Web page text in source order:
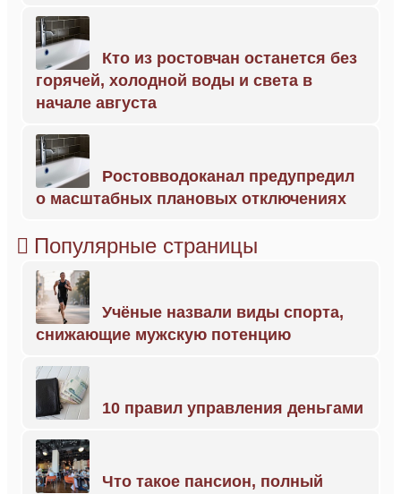
Кто из ростовчан останется без
горячей, холодной воды и света в
начале августа
Ростовводоканал предупредил
о масштабных плановых отключениях
Популярные страницы
Учёные назвали виды спорта,
снижающие мужскую потенцию
10 правил управления деньгами
Что такое пансион, полный